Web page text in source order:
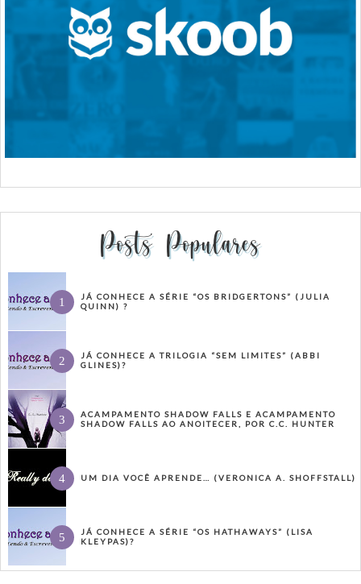
Posts Populares
JÁ CONHECE A SÉRIE “OS BRIDGERTONS” (JULIA
QUINN) ?
JÁ CONHECE A TRILOGIA “SEM LIMITES” (ABBI
GLINES)?
ACAMPAMENTO SHADOW FALLS E ACAMPAMENTO
SHADOW FALLS AO ANOITECER, POR C.C. HUNTER
UM DIA VOCÊ APRENDE… (VERONICA A. SHOFFSTALL)
JÁ CONHECE A SÉRIE “OS HATHAWAYS” (LISA
KLEYPAS)?